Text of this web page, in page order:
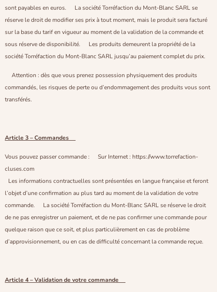
sont payables en euros. La société Torréfaction du Mont-Blanc SARL se
réserve le droit de modifier ses prix à tout moment, mais le produit sera facturé
sur la base du tarif en vigueur au moment de la validation de la commande et
sous réserve de disponibilité. Les produits demeurent la propriété de la
société Torréfaction du Mont-Blanc SARL jusqu’au paiement complet du prix.
Attention : dès que vous prenez possession physiquement des produits
commandés, les risques de perte ou d’endommagement des produits vous sont
transférés.
Article 3 – Commandes
Vous pouvez passer commande : Sur Internet : https://www.torrefaction-
cluses.com
Les informations contractuelles sont présentées en langue française et feront
l’objet d’une confirmation au plus tard au moment de la validation de votre
commande. La société Torréfaction du Mont-Blanc SARL se réserve le droit
de ne pas enregistrer un paiement, et de ne pas confirmer une commande pour
quelque raison que ce soit, et plus particulièrement en cas de problème
d’approvisionnement, ou en cas de difficulté concernant la commande reçue.
Article 4 – Validation de votre commande